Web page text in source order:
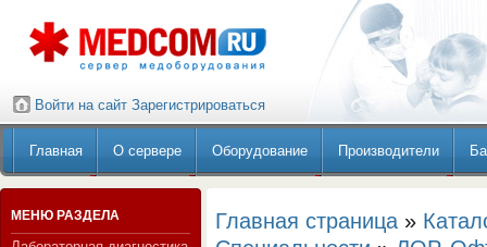
Войти на сайт Зарегистрироваться
Главная О сервере Оборудование Производители
МЕНЮ РАЗДЕЛА Главная страница »